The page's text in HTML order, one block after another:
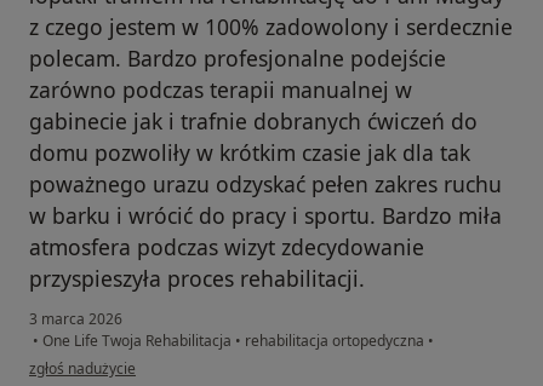
z czego jestem w 100% zadowolony i serdecznie
polecam. Bardzo profesjonalne podejście
zarówno podczas terapii manualnej w
gabinecie jak i trafnie dobranych ćwiczeń do
domu pozwoliły w krótkim czasie jak dla tak
poważnego urazu odzyskać pełen zakres ruchu
w barku i wrócić do pracy i sportu. Bardzo miła
atmosfera podczas wizyt zdecydowanie
przyspieszyła proces rehabilitacji.
3 marca 2026
• One Life Twoja Rehabilitacja • rehabilitacja ortopedyczna •
w opinii użytkownika Roman
zgłoś nadużycie